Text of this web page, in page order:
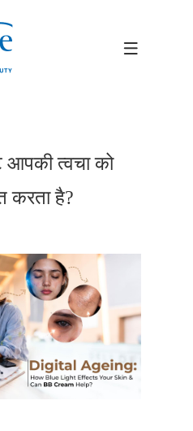
त्वचा को
करता है?